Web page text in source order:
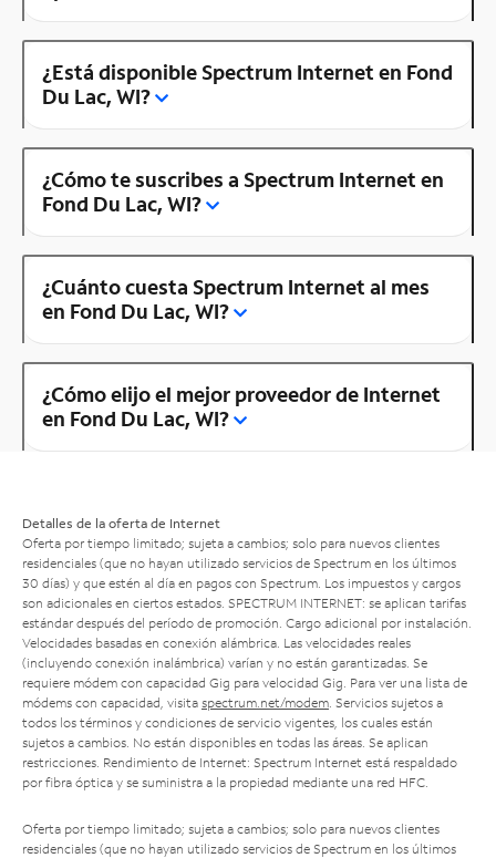
¿Está disponible Spectrum Internet en Fond
Du Lac, WI?
¿Cómo te suscribes a Spectrum Internet en
Fond Du Lac, WI?
¿Cuánto cuesta Spectrum Internet al mes
en Fond Du Lac, WI?
¿Cómo elijo el mejor proveedor de Internet
en Fond Du Lac, WI?
Detalles de la oferta de Internet
Oferta por tiempo limitado; sujeta a cambios; solo para nuevos clientes
residenciales (que no hayan utilizado servicios de Spectrum en los últimos
30 días) y que estén al día en pagos con Spectrum. Los impuestos y cargos
son adicionales en ciertos estados. SPECTRUM INTERNET: se aplican tarifas
estándar después del período de promoción. Cargo adicional por instalación.
Velocidades basadas en conexión alámbrica. Las velocidades reales
(incluyendo conexión inalámbrica) varían y no están garantizadas. Se
requiere módem con capacidad Gig para velocidad Gig. Para ver una lista de
módems con capacidad, visita spectrum.net/modem . Servicios sujetos a
todos los términos y condiciones de servicio vigentes, los cuales están
sujetos a cambios. No están disponibles en todas las áreas. Se aplican
restricciones. Rendimiento de Internet: Spectrum Internet está respaldado
por fibra óptica y se suministra a la propiedad mediante una red HFC.
Oferta por tiempo limitado; sujeta a cambios; solo para nuevos clientes
residenciales (que no hayan utilizado servicios de Spectrum en los últimos